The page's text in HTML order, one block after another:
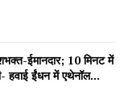
ईमानदार; 10 मिनट में
हवाई ईंधन में एथेनॉल...